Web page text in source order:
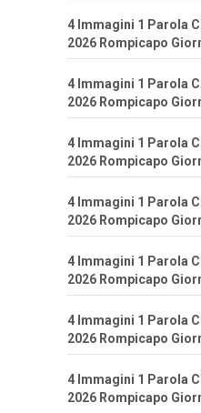
4 Immagini 1 Parola
2026 Rompicapo
4 Immagini 1 Parola
2026 Rompicapo
4 Immagini 1 Parola
2026 Rompicapo
4 Immagini 1 Parola
2026 Rompicapo
4 Immagini 1 Parola
2026 Rompicapo
4 Immagini 1 Parola
2026 Rompicapo
4 Immagini 1 Parola
2026 Rompicapo